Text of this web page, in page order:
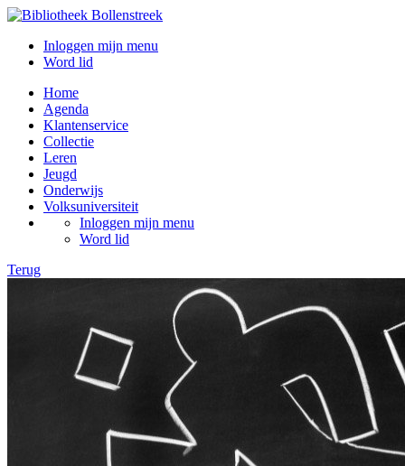
Inloggen mijn menu
Word lid
Home
Agenda
Klantenservice
Collectie
Leren
Jeugd
Onderwijs
Volksuniversiteit
Inloggen mijn menu
Word lid
Terug